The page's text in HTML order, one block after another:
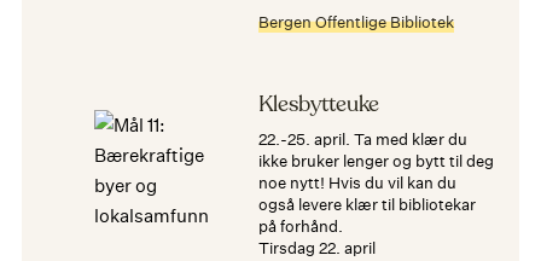
Bergen Offentlige Bibliotek
Klesbytteuke
22.-25. april. Ta med klær du
ikke bruker lenger og bytt til deg
noe nytt! Hvis du vil kan du
også levere klær til bibliotekar
på forhånd.
tirsdag 22. april